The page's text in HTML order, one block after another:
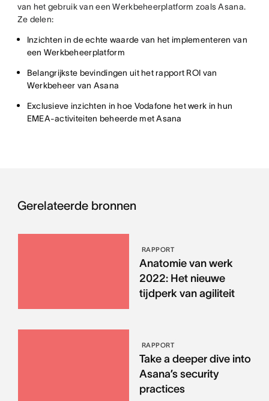
van het gebruik van een Werkbeheerplatform zoals Asana.
Ze delen:
Inzichten in de echte waarde van het implementeren van
een Werkbeheerplatform
Belangrijkste bevindingen uit het rapport ROI van
Werkbeheer van Asana
Exclusieve inzichten in hoe Vodafone het werk in hun
EMEA-activiteiten beheerde met Asana
Gerelateerde bronnen
RAPPORT
Anatomie van werk
2022: Het nieuwe
tijdperk van agiliteit
RAPPORT
Take a deeper dive into
Asana’s security
practices